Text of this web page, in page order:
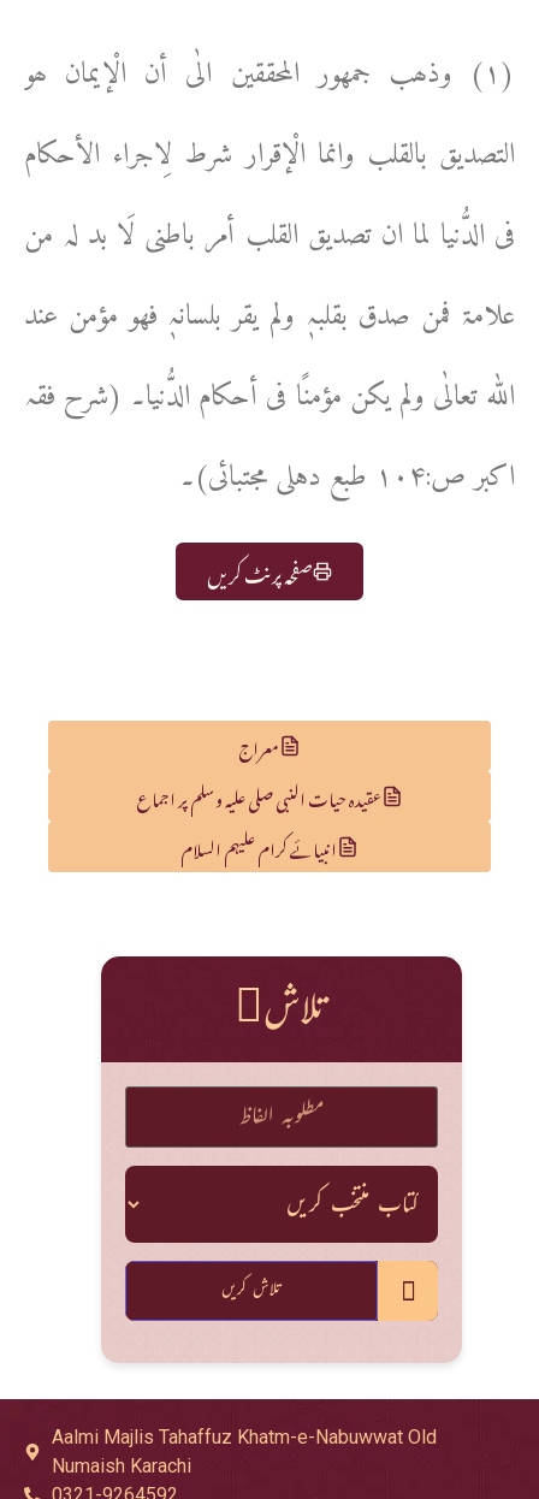
(۱) وذھب جمھور المحققین الٰی أن الْإیمان ھو
التصدیق بالقلب وانما الْإقرار شرط لِاجراء الأحکام
فی الدُّنیا لما ان تصدیق القلب أمر باطنی لَا بد لہ من
علامۃ فمن صدق بقلبہٖ ولم یقر بلسانہٖ فھو مؤمن عند
اللہ تعالٰی ولم یکن مؤمنًا فی أحکام الدُّنیا۔ (شرح فقہ
اکبر ص:۱۰۴ طبع دہلی مجتبائی)۔
صفحہ پرنٹ کریں
معراج
عقیدہ حیات النبی صلی علیہ وسلم پر اجماع
انبیائے کرام علیہم السلام
تلاش
تلاش کریں
Aalmi Majlis Tahaffuz Khatm-e-Nabuwwat Old
Numaish Karachi